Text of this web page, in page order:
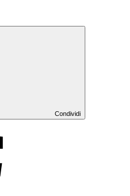
Condividi